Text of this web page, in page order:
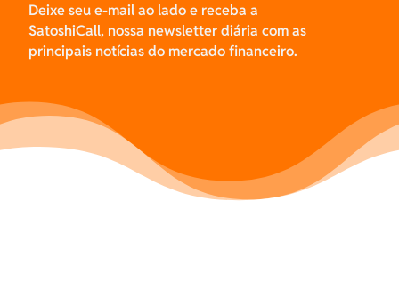
Deixe seu e-mail ao lado e receba a
SatoshiCall, nossa newsletter diária com as
principais notícias do mercado financeiro.